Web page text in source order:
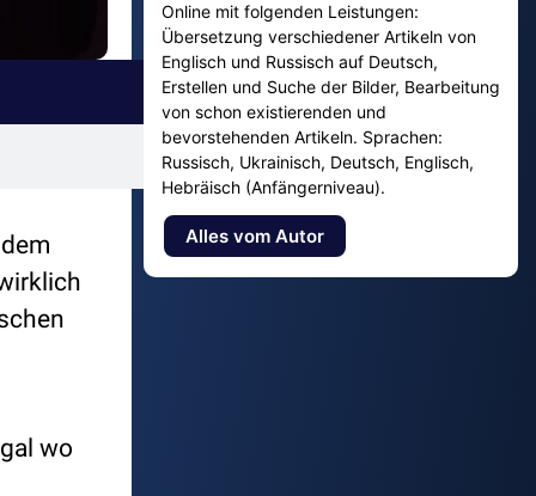
wo
Online mit folgenden Leistungen:
Übersetzung verschiedener Artikeln von
Englisch und Russisch auf Deutsch,
Erstellen und Suche der Bilder, Bearbeitung
von schon existierenden und
bevorstehenden Artikeln. Sprachen:
Russisch, Ukrainisch, Deutsch, Englisch,
Hebräisch (Anfängerniveau).
Alles vom Autor